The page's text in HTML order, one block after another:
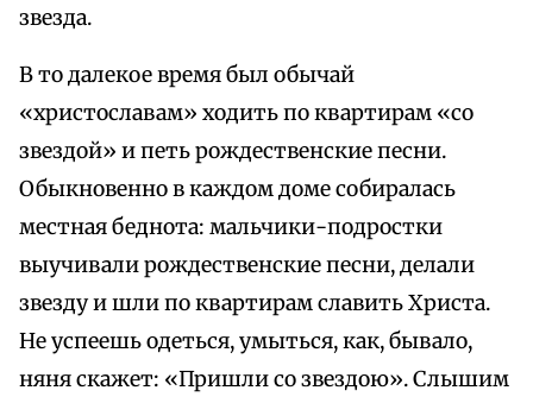
звезда.
В то далекое время был обычай
«христославам» ходить по квартирам «со
звездой» и петь рождественские песни.
Обыкновенно в каждом доме собиралась
местная беднота: мальчики-подростки
выучивали рождественские песни, делали
звезду и шли по квартирам славить Христа.
Не успеешь одеться, умыться, как, бывало,
няня скажет: «Пришли со звездою». Слышим